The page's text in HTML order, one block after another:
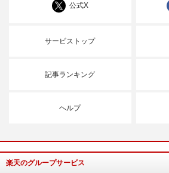
公式X
サービストップ
記事ランキング
ヘルプ
楽天のグループサービス